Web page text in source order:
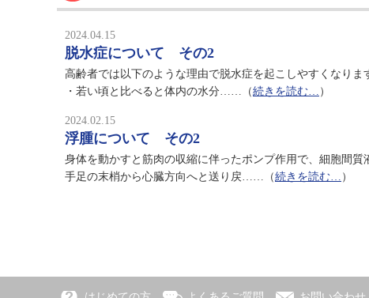
2024.04.15
脱水症について その2
高齢者では以下のような理由で脱水症を起こしやすくなりま
・若い頃と比べると体内の水分……（続きを読む… ）
2024.02.15
浮腫について その2
身体を動かすと筋肉の収縮に伴ったポンプ作用で、細胞間質
手足の末梢から心臓方向へと送り戻……（続きを読む… ）